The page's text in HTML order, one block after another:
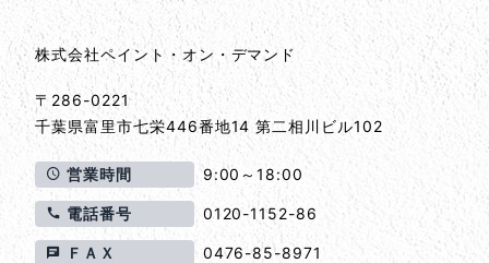
株式会社ペイント・オン・デマンド
〒286-0221
千葉県富里市七栄446番地14 第二相川ビル102
営業時間 9:00～18:00
電話番号 0120-1152-86
ＦＡＸ 0476-85-8971